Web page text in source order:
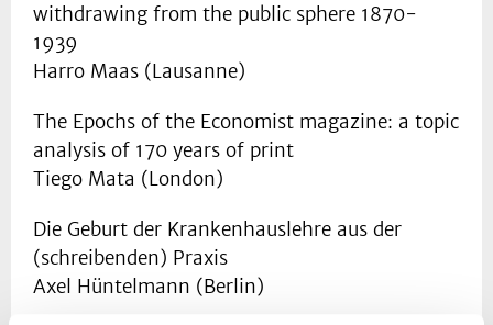
withdrawing from the public sphere 1870-
1939
Harro Maas (Lausanne)
The Epochs of the Economist magazine: a topic
analysis of 170 years of print
Tiego Mata (London)
Die Geburt der Krankenhauslehre aus der
(schreibenden) Praxis
Axel Hüntelmann (Berlin)